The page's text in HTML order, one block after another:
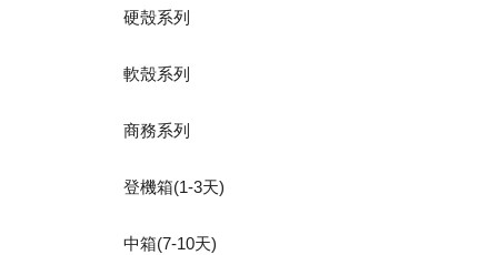
硬殼系列
軟殼系列
商務系列
登機箱(1-3天)
中箱(7-10天)